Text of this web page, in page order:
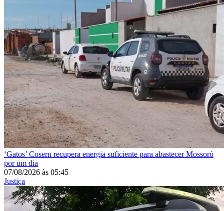
‘Gatos’ Cosern recupera energia suficiente para abastecer Mossoró
por um dia
07/08/2026 às 05:45
Justiça